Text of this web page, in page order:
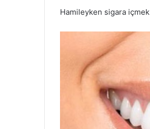
Hamileyken sigara içmek